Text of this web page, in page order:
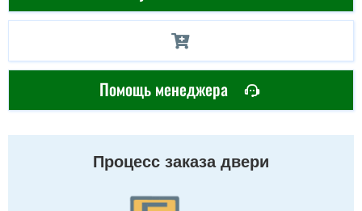
Помощь менеджера
Процесс заказа двери